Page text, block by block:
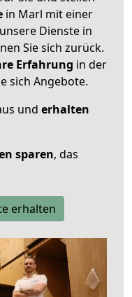
in Marl mit einer
Dienste in
Sie sich zurück.
Erfahrung in der
sich Angebote.
und erhalten
sparen, das
erhalten